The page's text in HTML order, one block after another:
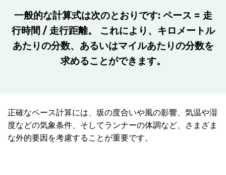
一般的な計算式は次のとおりです: ペース = 走
行時間 / 走行距離。 これにより、キロメートル
あたりの分数、あるいはマイルあたりの分数を
求めることができます。
正確なペース計算には、坂の度合いや風の影響、気温や湿
度などの気象条件、そしてランナーの体調など、さまざま
な外的要因を考慮することが重要です。